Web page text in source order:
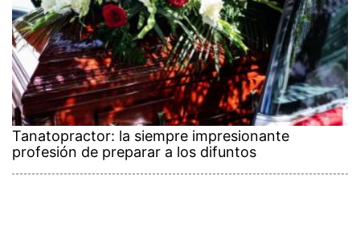
Tanatopractor: la siempre impresionante
profesión de preparar a los difuntos